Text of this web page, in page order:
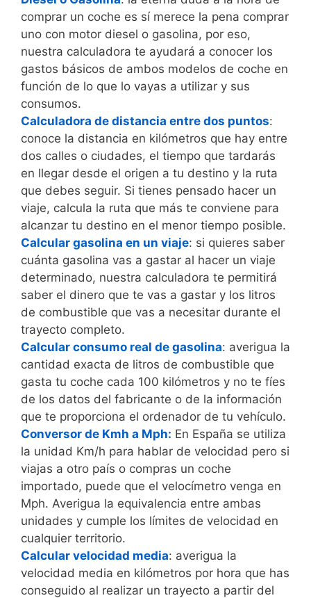
comprar un coche es sí merece la pena comprar
uno con motor diesel o gasolina, por eso,
nuestra calculadora te ayudará a conocer los
gastos básicos de ambos modelos de coche en
función de lo que lo vayas a utilizar y sus
consumos.
Calculadora de distancia entre dos puntos:
conoce la distancia en kilómetros que hay entre
dos calles o ciudades, el tiempo que tardarás
en llegar desde el origen a tu destino y la ruta
que debes seguir. Si tienes pensado hacer un
viaje, calcula la ruta que más te conviene para
alcanzar tu destino en el menor tiempo posible.
Calcular gasolina en un viaje: si quieres saber
cuánta gasolina vas a gastar al hacer un viaje
determinado, nuestra calculadora te permitirá
saber el dinero que te vas a gastar y los litros
de combustible que vas a necesitar durante el
trayecto completo.
Calcular consumo real de gasolina: averigua la
cantidad exacta de litros de combustible que
gasta tu coche cada 100 kilómetros y no te fíes
de los datos del fabricante o de la información
que te proporciona el ordenador de tu vehículo.
Conversor de Kmh a Mph: En España se utiliza
la unidad Km/h para hablar de velocidad pero si
viajas a otro país o compras un coche
importado, puede que el velocímetro venga en
Mph. Averigua la equivalencia entre ambas
unidades y cumple los límites de velocidad en
cualquier territorio.
Calcular velocidad media: averigua la
velocidad media en kilómetros por hora que has
conseguido al realizar un trayecto a partir del